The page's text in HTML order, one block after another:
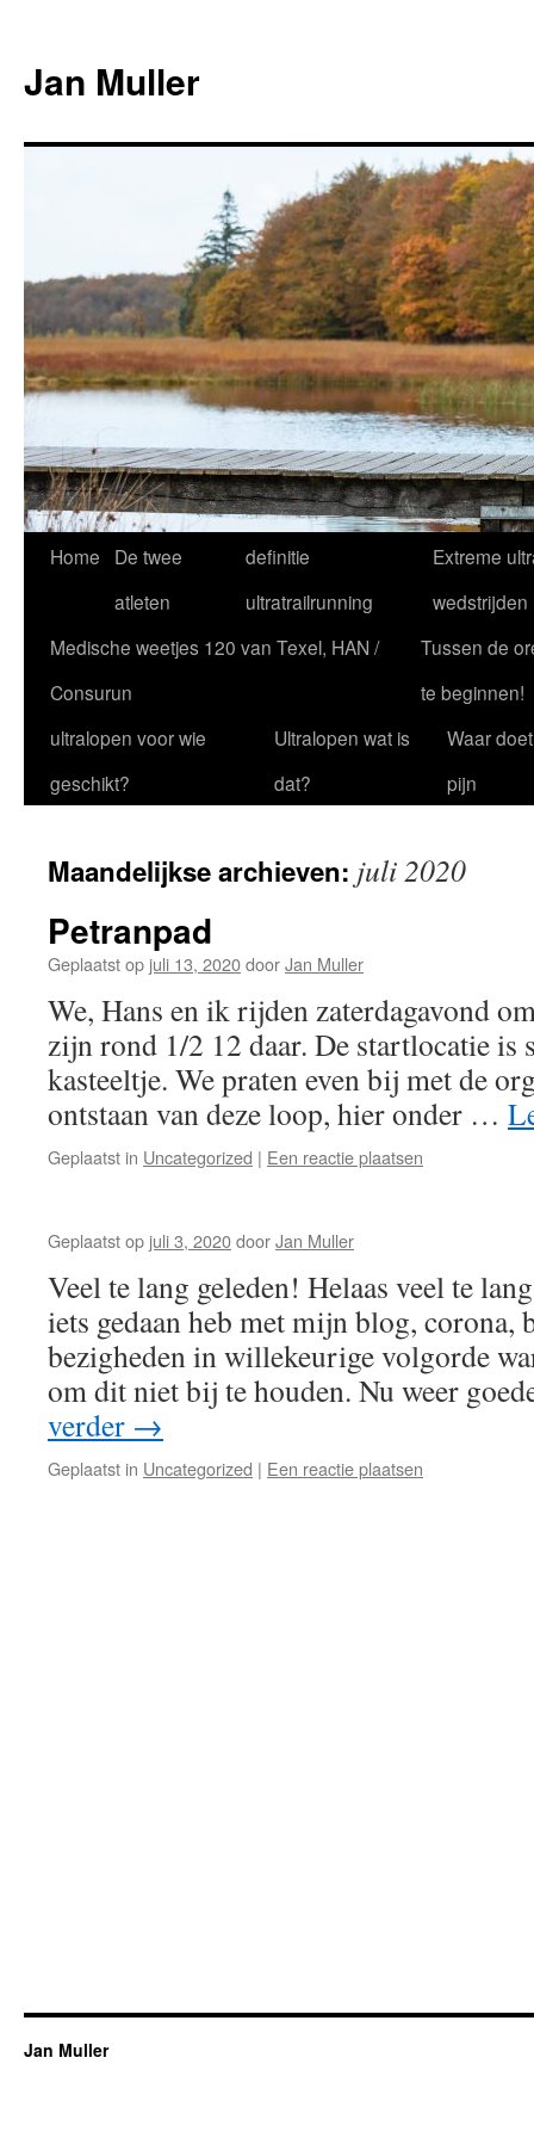
Jan Muller
Ga
inhoud
Home
De twee
atleten
definitie
ultratrailrunning
Extreme
wedstrijden
Medische weetjes 120 van Texel, HAN /
Consurun
Tussen de
te beginnen!
ultralopen voor wie
geschikt?
Ultralopen wat is
dat?
Waar
pijn
Maandelijkse archieven: juli 2020
Petranpad
Geplaatst op juli 13, 2020doorJan Muller
We, Hans en ik rijden zaterdagavond
zijn rond 1/2 12 daar. De startlocatie is
kasteeltje. We praten even bij met de
ontstaan van deze loop, hier onder …
Geplaatst in Uncategorized | Een reactie plaatsen
Geplaatst op juli 3, 2020doorJan Muller
Veel te lang geleden! Helaas veel te
iets gedaan heb met mijn blog, corona,
bezigheden in willekeurige volgorde
om dit niet bij te houden. Nu weer
verder →
Geplaatst in Uncategorized | Een reactie plaatsen
Jan Muller